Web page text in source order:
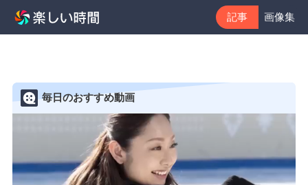
記事 画像集
毎日のおすすめ動画